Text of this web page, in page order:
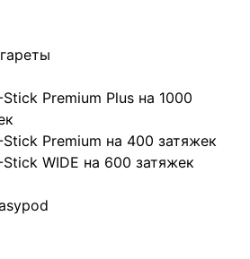
Stick Premium Plus на 1000
Stick Premium на 400 затяжек
Stick WIDE на 600 затяжек